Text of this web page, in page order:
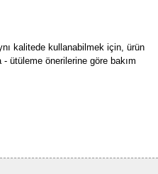
kalitede kullanabilmek için, ürün
ütüleme önerilerine göre bakım